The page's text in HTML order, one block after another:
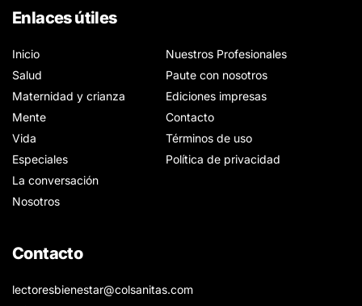
Enlaces útiles
Inicio
Salud
Maternidad y crianza
Mente
Vida
Especiales
La conversación
Nosotros
Nuestros Profesionales
Paute con nosotros
Ediciones impresas
Contacto
Términos de uso
Política de privacidad
Contacto
lectoresbienestar@colsanitas.com